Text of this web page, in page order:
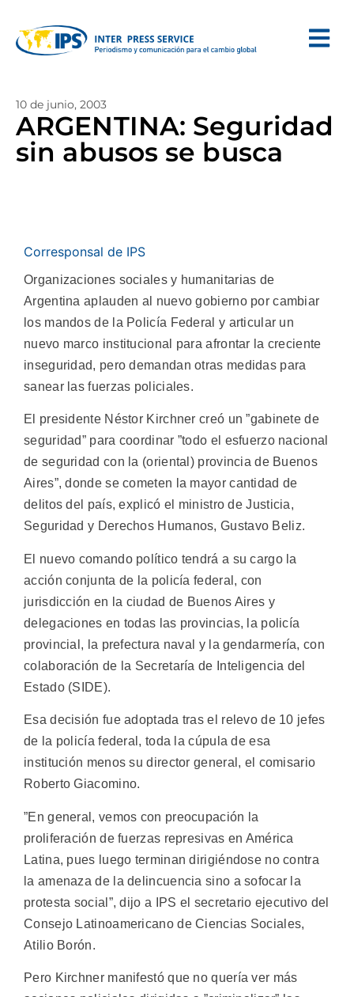
10 de junio, 2003
ARGENTINA: Seguridad
sin abusos se busca
Corresponsal de IPS
Organizaciones sociales y humanitarias de
Argentina aplauden al nuevo gobierno por cambiar
los mandos de la Policía Federal y articular un
nuevo marco institucional para afrontar la creciente
inseguridad, pero demandan otras medidas para
sanear las fuerzas policiales.
El presidente Néstor Kirchner creó un ”gabinete de
seguridad” para coordinar ”todo el esfuerzo nacional
de seguridad con la (oriental) provincia de Buenos
Aires”, donde se cometen la mayor cantidad de
delitos del país, explicó el ministro de Justicia,
Seguridad y Derechos Humanos, Gustavo Beliz.
El nuevo comando político tendrá a su cargo la
acción conjunta de la policía federal, con
jurisdicción en la ciudad de Buenos Aires y
delegaciones en todas las provincias, la policía
provincial, la prefectura naval y la gendarmería, con
colaboración de la Secretaría de Inteligencia del
Estado (SIDE).
Esa decisión fue adoptada tras el relevo de 10 jefes
de la policía federal, toda la cúpula de esa
institución menos su director general, el comisario
Roberto Giacomino.
”En general, vemos con preocupación la
proliferación de fuerzas represivas en América
Latina, pues luego terminan dirigiéndose no contra
la amenaza de la delincuencia sino a sofocar la
protesta social”, dijo a IPS el secretario ejecutivo del
Consejo Latinoamericano de Ciencias Sociales,
Atilio Borón.
Pero Kirchner manifestó que no quería ver más